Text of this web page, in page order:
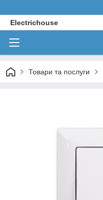
Electrichouse
Товари та послуги